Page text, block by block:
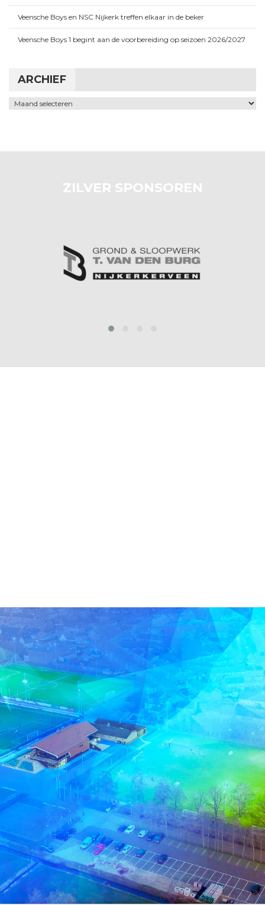
Veensche Boys en NSC Nijkerk treffen elkaar in de beker
Veensche Boys 1 begint aan de voorbereiding op seizoen 2026/2027
ARCHIEF
Archief
ZILVER SPONSOREN
prev